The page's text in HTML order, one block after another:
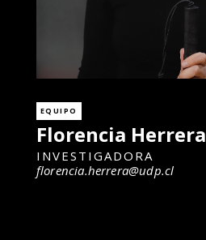
EQUIPO
Florencia Herrera
INVESTIGADORA
florencia.herrera@udp.cl